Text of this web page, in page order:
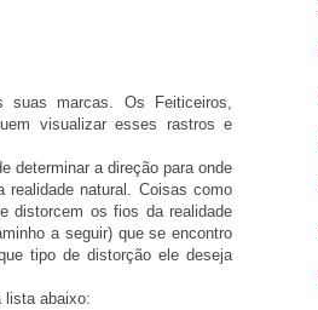
suas marcas. Os Feiticeiros,
visualizar esses rastros e
determinar a direção para onde
natural. Coisas como
distorcem os fios da realidade
a seguir) que se encontro
tipo de distorção ele deseja
lista abaixo: